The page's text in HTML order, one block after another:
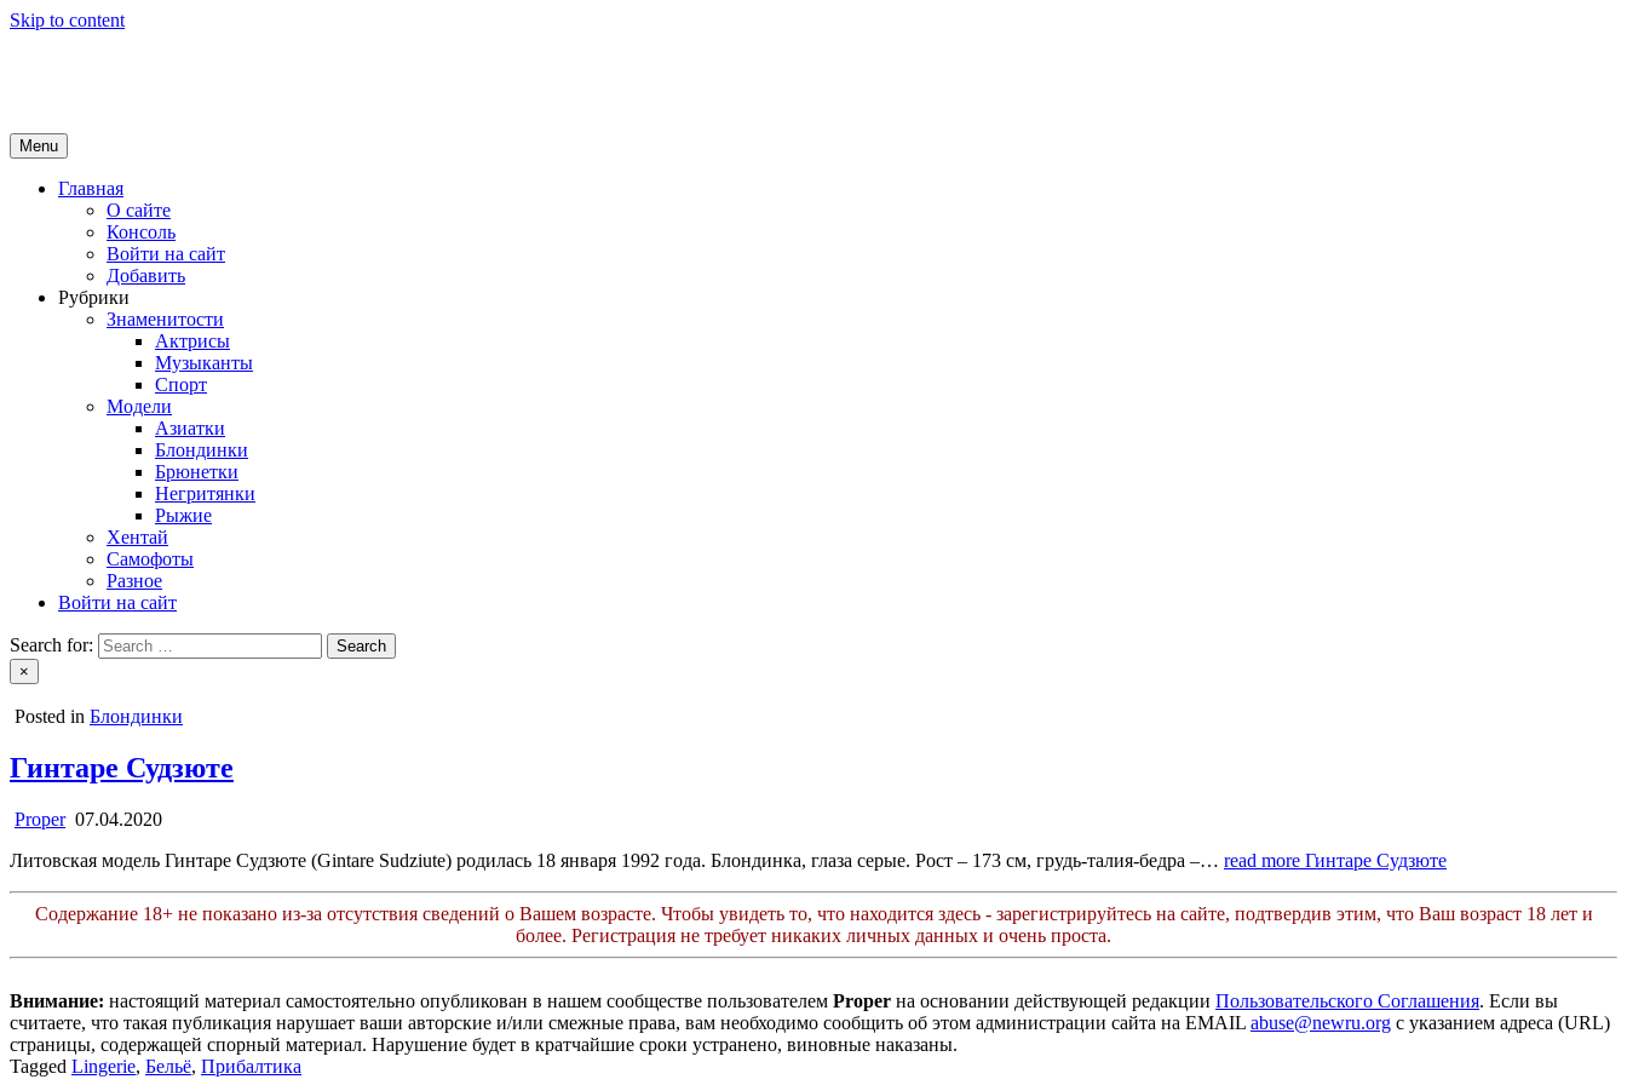
Skip to content
Menu
Главная
О сайте
Консоль
Войти на сайт
Добавить
Рубрики
Знаменитости
Актрисы
Музыканты
Спорт
Модели
Азиатки
Блондинки
Брюнетки
Негритянки
Рыжие
Хентай
Самофоты
Разное
Войти на сайт
Search for:
×
Posted in Блондинки
Гинтаре Судзюте
Proper 07.04.2020
Литовская модель Гинтаре Судзюте (Gintare Sudziute) родилась 18 января 1992 года. Блондинка, глаза серые. Рост – 173 см, грудь-талия-бедра –… read more Гинтаре Судзюте
Содержание 18+ не показано из-за отсутствия сведений о Вашем возрасте. Чтобы увидеть то, что находится здесь - зарегистрируйтесь на сайте, подтвердив этим, что Ваш возраст 18 лет и
более. Регистрация не требует никаких личных данных и очень проста.
Внимание: настоящий материал самостоятельно опубликован в нашем сообществе пользователем Proper на основании действующей редакции Пользовательского Соглашения. Если вы
считаете, что такая публикация нарушает ваши авторские и/или смежные права, вам необходимо сообщить об этом администрации сайта на EMAIL abuse@newru.org с указанием адреса (URL)
страницы, содержащей спорный материал. Нарушение будет в кратчайшие сроки устранено, виновные наказаны.
Tagged Lingerie, Бельё, Прибалтика